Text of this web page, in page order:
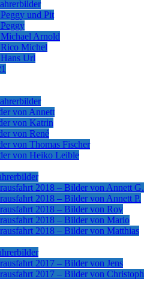
und Pit
Arnold
Michel
Url
von Annett
von Katrin
von René
von Thomas Fischer
von Heiko Leible
2018 – Bilder von Annett G.
2018 – Bilder von Annett P.
2018 – Bilder von Roy
2018 – Bilder von Mario
2018 – Bilder von Matthias
2017 – Bilder von Jens
2017 – Bilder von Christoph